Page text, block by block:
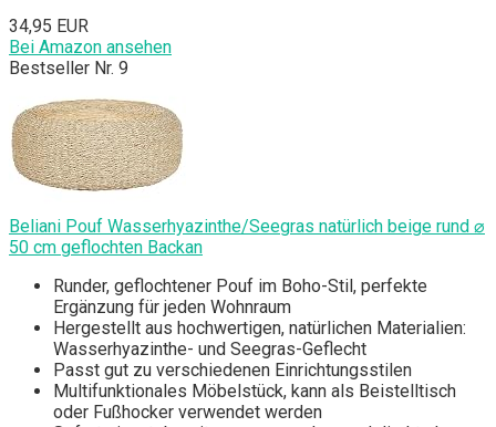
34,95 EUR
Bei Amazon ansehen
Bestseller Nr. 9
Beliani Pouf Wasserhyazinthe/Seegras natürlich beige rund ⌀
50 cm geflochten Backan
Runder, geflochtener Pouf im Boho-Stil, perfekte
Ergänzung für jeden Wohnraum
Hergestellt aus hochwertigen, natürlichen Materialien:
Wasserhyazinthe- und Seegras-Geflecht
Passt gut zu verschiedenen Einrichtungsstilen
Multifunktionales Möbelstück, kann als Beistelltisch
oder Fußhocker verwendet werden